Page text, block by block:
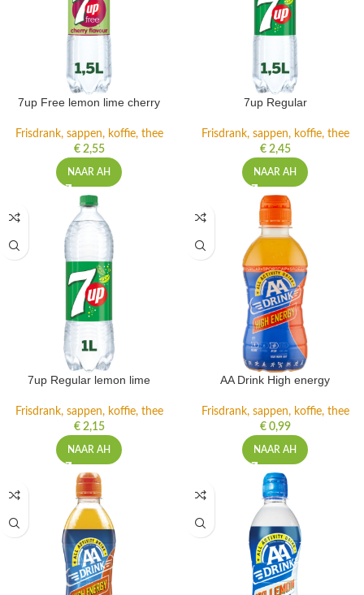
7up Free lemon lime cherry
Frisdrank, sappen, koffie, thee
€2,55
NAAR AH
7up Regular
Frisdrank, sappen, koffie, thee
€2,45
NAAR AH
7up Regular lemon lime
Frisdrank, sappen, koffie, thee
€2,15
NAAR AH
AA Drink High energy
Frisdrank, sappen, koffie, thee
€0,99
NAAR AH